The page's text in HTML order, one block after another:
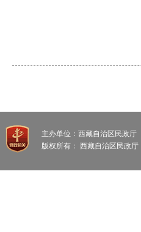
主办单位：西藏自治区民政厅
版权所有： 西藏自治区民政厅